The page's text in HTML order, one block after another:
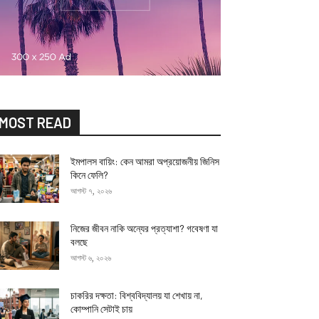
READ
ইমপালস বায়িং: কেন আমরা অপ্রয়োজনীয় জিনিস
কিনে ফেলি?
আগস্ট ৭, ২০২৬
নিজের জীবন নাকি অন্যের প্রত্যাশা? গবেষণা যা
বলছে
আগস্ট ৬, ২০২৬
চাকরির দক্ষতা: বিশ্ববিদ্যালয় যা শেখায় না,
কোম্পানি সেটাই চায়